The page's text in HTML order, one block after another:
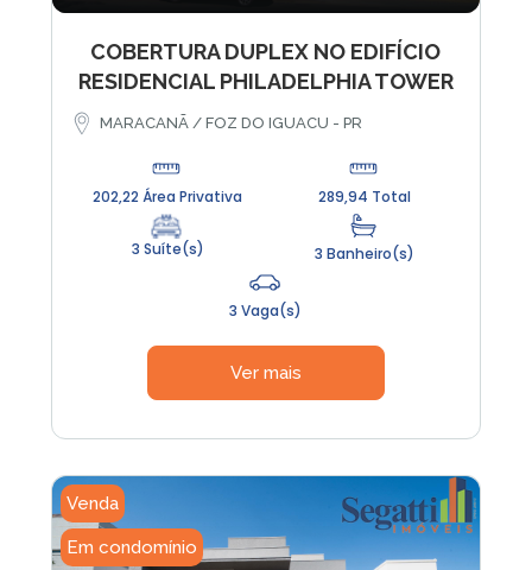
COBERTURA DUPLEX NO EDIFÍCIO
RESIDENCIAL PHILADELPHIA TOWER
MARACANÃ / FOZ DO IGUACU - PR
202,22 Área Privativa 289,94 Total
3 Suíte(s) 3 Banheiro(s)
3 Vaga(s)
Ver mais
Venda
Em condomínio